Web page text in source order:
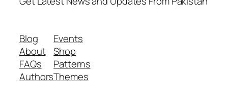
Blog
About
FAQs
Authors
Events
Shop
Patterns
Themes